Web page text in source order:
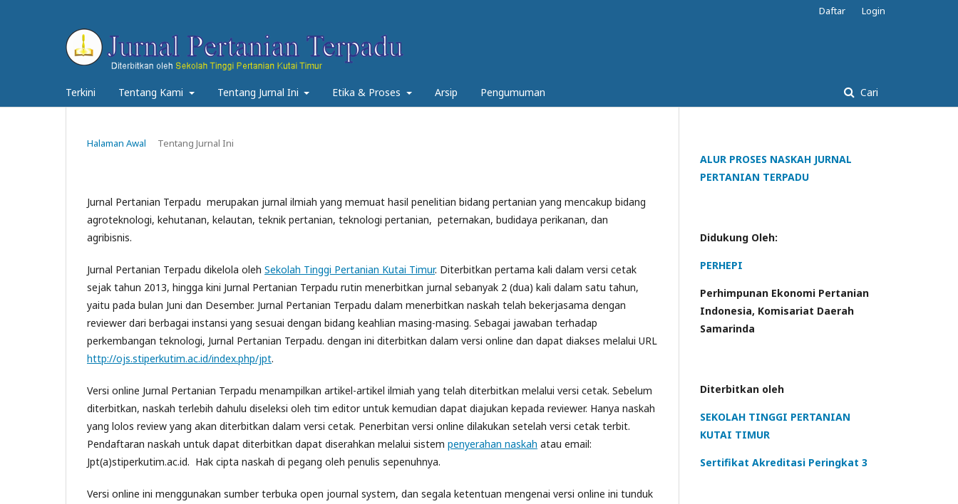
Terkini Tentang Kami Tentang Jurnal Ini Etika & Proses Arsip Pengumuman Cari
Daftar Login
Halaman Awal Tentang Jurnal Ini
Jurnal Pertanian Terpadu merupakan jurnal ilmiah yang memuat hasil penelitian bidang pertanian yang mencakup bidang
agroteknologi, kehutanan, kelautan, teknik pertanian, teknologi pertanian, peternakan, budidaya perikanan, dan
agribisnis.
Jurnal Pertanian Terpadu dikelola oleh Sekolah Tinggi Pertanian Kutai Timur. Diterbitkan pertama kali dalam versi cetak
sejak tahun 2013, hingga kini Jurnal Pertanian Terpadu rutin menerbitkan jurnal sebanyak 2 (dua) kali dalam satu tahun,
yaitu pada bulan Juni dan Desember. Jurnal Pertanian Terpadu dalam menerbitkan naskah telah bekerjasama dengan
reviewer dari berbagai instansi yang sesuai dengan bidang keahlian masing-masing. Sebagai jawaban terhadap
perkembangan teknologi, Jurnal Pertanian Terpadu. dengan ini diterbitkan dalam versi online dan dapat diakses melalui URL
http://ojs.stiperkutim.ac.id/index.php/jpt.
Versi online Jurnal Pertanian Terpadu menampilkan artikel-artikel ilmiah yang telah diterbitkan melalui versi cetak. Sebelum
diterbitkan, naskah terlebih dahulu diseleksi oleh tim editor untuk kemudian dapat diajukan kepada reviewer. Hanya naskah
yang lolos review yang akan diterbitkan dalam versi cetak. Penerbitan versi online dilakukan setelah versi cetak terbit.
Pendaftaran naskah untuk dapat diterbitkan dapat diserahkan melalui sistem penyerahan naskah atau email:
Jpt(a)stiperkutim.ac.id. Hak cipta naskah di pegang oleh penulis sepenuhnya.
Versi online ini menggunakan sumber terbuka open journal system, dan segala ketentuan mengenai versi online ini tunduk
ALUR PROSES NASKAH JURNAL
PERTANIAN TERPADU
Didukung Oleh:
PERHEPI
Perhimpunan Ekonomi Pertanian
Indonesia, Komisariat Daerah
Samarinda
Diterbitkan oleh
SEKOLAH TINGGI PERTANIAN
KUTAI TIMUR
Sertifikat Akreditasi Peringkat 3